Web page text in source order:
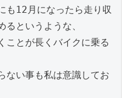
も12月になったら走り収
というような、
ことが長くバイクに乗る
ない事も私は意識してお